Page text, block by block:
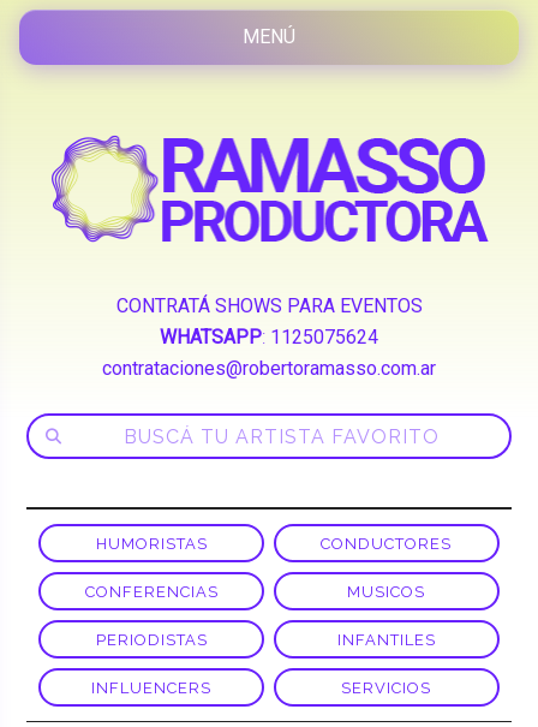
CONTRATÁ SHOWS PARA EVENTOS
WHATSAPP: 1125075624
contrataciones@robertoramasso.com.ar
HUMORISTAS CONDUCTORES
CONFERENCIAS MUSICOS
PERIODISTAS INFANTILES
INFLUENCERS SERVICIOS